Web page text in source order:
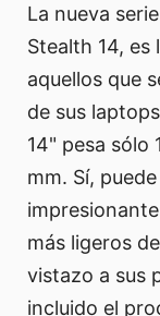
La nueva
Stealth 14,
aquellos que
de sus
14" pesa sólo
mm. Sí,
más ligeros
vistazo a sus
incluido el